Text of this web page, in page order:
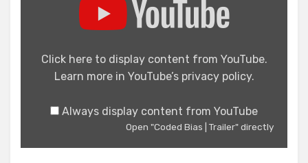
YouTubeClick here to display content from YouTube.
Learn more in YouTube’s privacy policy.
Always display content from YouTube
Open "Coded Bias | Trailer" directly